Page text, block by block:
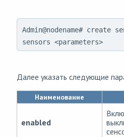
Admin@nodename# create
sensors <parameters>
Далее указать следующие
Наименование
enabled